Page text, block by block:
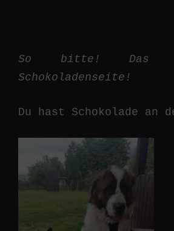
So bitte! Das
Schokoladenseite!
Du hast Schokolade an